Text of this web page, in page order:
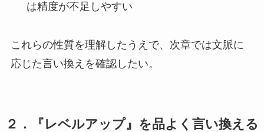
は精度が不足しやすい
これらの性質を理解したうえで、次章では文脈に
応じた言い換えを確認したい。
２．『レベルアップ』を品よく言い換える